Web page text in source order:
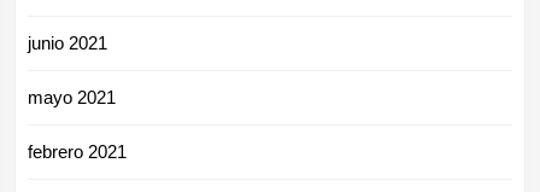
junio 2021
mayo 2021
febrero 2021